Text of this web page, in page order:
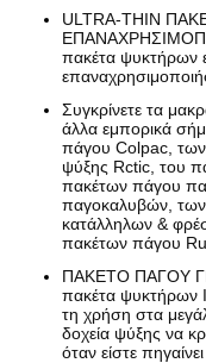
ULTRA-THIN
πακέτα ψυκτήρων
Συγκρίνετε τα
άλλα εμπορικά
πάγου Colpac,
ψύξης Rctic, του
πακέτων πάγου
παγοκαλυβών,
κατάλληλων &
πακέτων πάγου
ΠΑΚΕΤΟ ΠΑΓΟΥ
πακέτα ψυκτήρων
τη χρήση στα
δοχεία ψύξης να
όταν είστε πηγαίνει